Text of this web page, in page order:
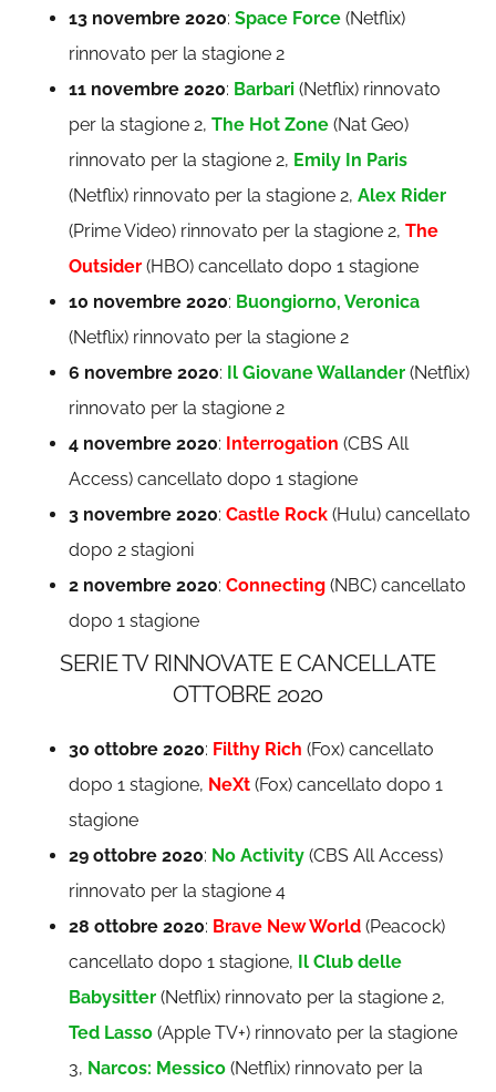
13 novembre 2020:Space Force (Netflix)
rinnovato per la stagione 2
11 novembre 2020: Barbari (Netflix) rinnovato
per la stagione 2,The Hot Zone (Nat Geo)
rinnovato per la stagione 2, Emily In Paris
(Netflix) rinnovato per la stagione 2,Alex Rider
(Prime Video) rinnovato per la stagione 2,The
Outsider (HBO) cancellato dopo 1 stagione
10 novembre 2020: Buongiorno, Veronica
(Netflix) rinnovato per la stagione 2
6 novembre 2020: Il Giovane Wallander (Netflix)
rinnovato per la stagione 2
4 novembre 2020: Interrogation (CBS All
Access) cancellato dopo 1 stagione
3 novembre 2020:Castle Rock (Hulu) cancellato
dopo 2 stagioni
2 novembre 2020:Connecting (NBC) cancellato
dopo 1 stagione
SERIE TV RINNOVATE E CANCELLATE
OTTOBRE 2020
30 ottobre 2020: Filthy Rich (Fox) cancellato
dopo 1 stagione, NeXt (Fox) cancellato dopo 1
stagione
29 ottobre 2020: No Activity (CBS All Access)
rinnovato per la stagione 4
28 ottobre 2020: Brave New World (Peacock)
cancellato dopo 1 stagione, Il Club delle
Babysitter (Netflix) rinnovato per la stagione 2,
Ted Lasso (Apple TV+) rinnovato per la stagione
3, Narcos: Messico (Netflix) rinnovato per la